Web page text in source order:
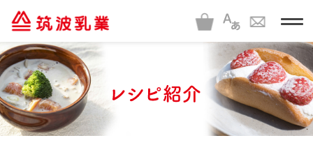
t
o
g
l
e
n
a
v
i
g
a